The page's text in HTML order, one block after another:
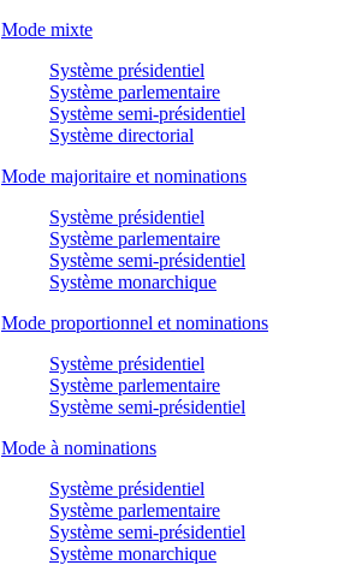
Mode mixte
Système présidentiel
Système parlementaire
Système semi-présidentiel
Système directorial
Mode majoritaire et nominations
Système présidentiel
Système parlementaire
Système semi-présidentiel
Système monarchique
Mode proportionnel et nominations
Système présidentiel
Système parlementaire
Système semi-présidentiel
Mode à nominations
Système présidentiel
Système parlementaire
Système semi-présidentiel
Système monarchique